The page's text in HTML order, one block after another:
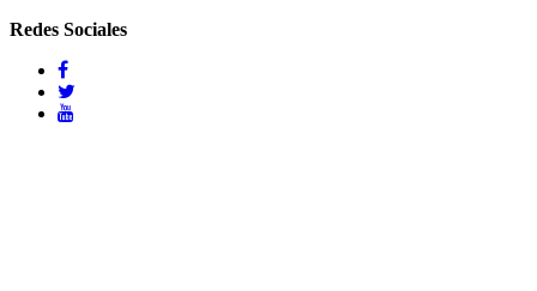
Redes Sociales